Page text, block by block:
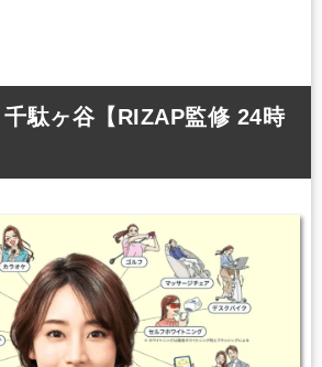
駄ヶ谷【RIZAP監修 24時